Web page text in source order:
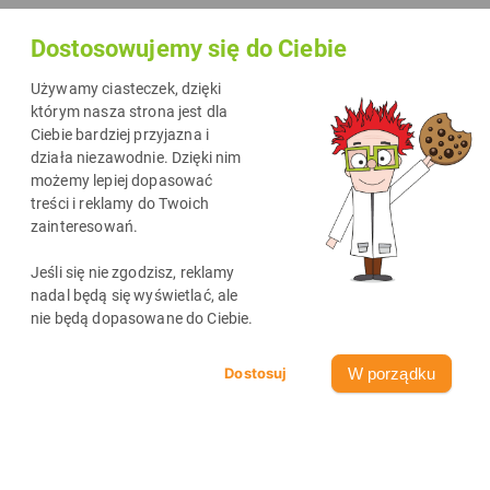
Dostosowujemy się do Ciebie
Używamy ciasteczek, dzięki
którym nasza strona jest dla
Ciebie bardziej przyjazna i
działa niezawodnie. Dzięki nim
możemy lepiej dopasować
treści i reklamy do Twoich
zainteresowań.
Jeśli się nie zgodzisz, reklamy
nadal będą się wyświetlać, ale
nie będą dopasowane do Ciebie.
W porządku
Playarena –
organizacji,
która daje
możliwość
rozwoju
umiejętności
miłośnikom piłki nożnej z ponad 80 różnych miast i
miasteczek, od Bałtyku po Tatry. DrTusz od listopada 2017